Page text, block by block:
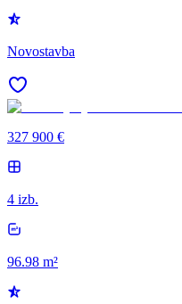
Novostavba
327 900 €
4 izb.
96.98 m²